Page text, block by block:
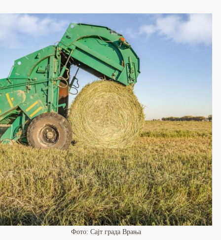
Фото: Сајт града Врања